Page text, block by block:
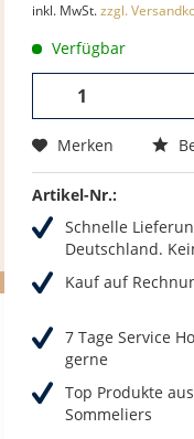
inkl. MwSt.zzgl.
Verfügbar
Merken
Artikel-Nr.:
Schnelle
Deutschland.
Kauf auf
7 Tage Service
gerne
Top Produkte
Sommeliers